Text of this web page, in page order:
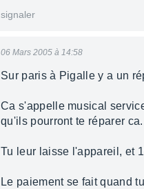
signaler
06 Mars 2005 à 14:58
Sur paris à Pigalle y a un
Ca s'appelle musical
qu'ils pourront te réparer ca.
Tu leur laisse l'appareil, et
Le paiement se fait quand